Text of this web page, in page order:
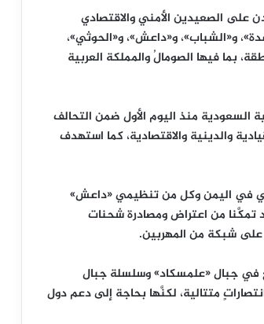
على الصعيدين الأمني والاقتصادي
و«الشباب»، و«داعش»، و«الحوثي»،
بما فيها الصومالُ والمملكة العربية
السعودية منذ اليوم الأول ضمن التحالف
والدينية والاقتصادية، كما استهدف
في اليمن وكل من تنظيمي «داعش»
تمكَّنا من اعتراض ومصادرة شحنات
على شبكة من المهربين.
في جبال «علمسكاد» وسلسلة جبال
متتالية، لكنَّها بحاجة إلى دعم دول